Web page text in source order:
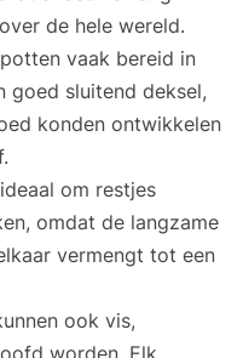
de hele wereld.
vaak bereid in
goed sluitend deksel,
konden ontwikkelen
om restjes
omdat de langzame
vermengt tot een
ook vis,
worden. Elk